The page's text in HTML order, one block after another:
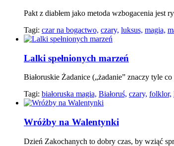
Pakt z diabłem jako metoda wzbogacenia jest
Tagi: czar na bogactwo, czary, luksus, magia,
Lalki spełnionych marzeń
Białoruskie Żadanice („żadanie” znaczy tyle
Tagi: białoruska magia, Białoruś, czary, folklor,
Wróżby na Walentynki
Dzień Zakochanych to dobry czas, by wziąć